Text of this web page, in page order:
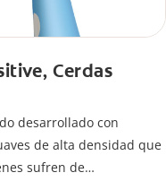
Cerdas
desarrollado con
de alta densidad que
sufren de